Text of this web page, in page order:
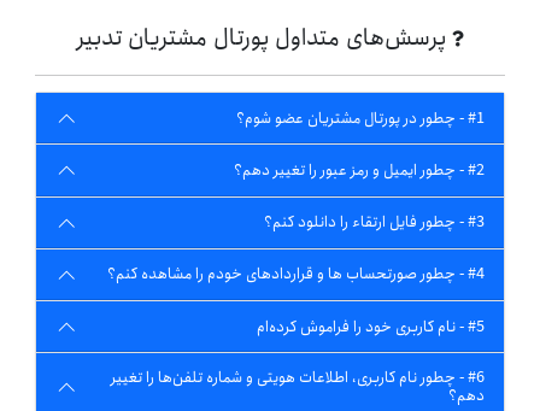
پرسش‌های متداول پورتال مشتریان تدبیر
#1 - چطور در پورتال مشتریان عضو شوم؟
#2 - چطور ایمیل و رمز عبور را تغییر دهم؟
#3 - چطور فایل ارتقاء را دانلود کنم؟
#4 - چطور صورتحساب ها و قراردادهای خودم را مشاهده کنم؟
#5 - نام کاربری خود را فراموش کرده‌ام
#6 - چطور نام کاربری، اطلاعات هویتی و شماره تلفن‌ها را تغییر
دهم؟